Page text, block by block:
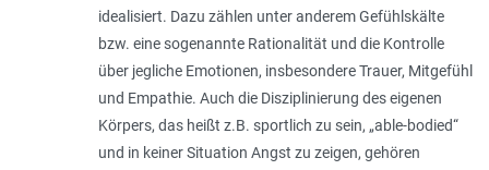
idealisiert. Dazu zählen unter anderem Gefühlskälte
bzw. eine sogenannte Rationalität und die Kontrolle
über jegliche Emotionen, insbesondere Trauer, Mitgefühl
und Empathie. Auch die Disziplinierung des eigenen
Körpers, das heißt z.B. sportlich zu sein, „able-bodied“
und in keiner Situation Angst zu zeigen, gehören